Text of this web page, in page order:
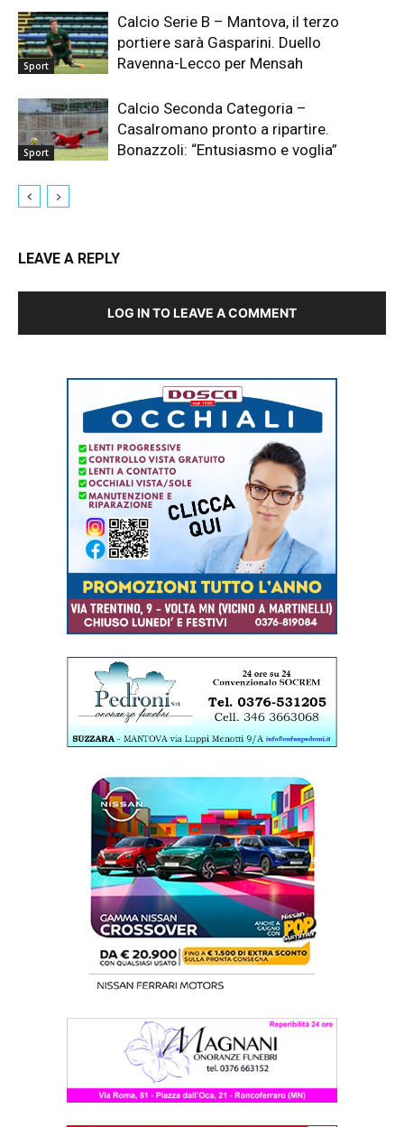
Sport
Calcio Serie B – Mantova, il terzo
portiere sarà Gasparini. Duello
Ravenna-Lecco per Mensah
Sport
Calcio Seconda Categoria –
Casalromano pronto a ripartire.
Bonazzoli: “Entusiasmo e voglia”
LEAVE A REPLY
LOG IN TO LEAVE A COMMENT